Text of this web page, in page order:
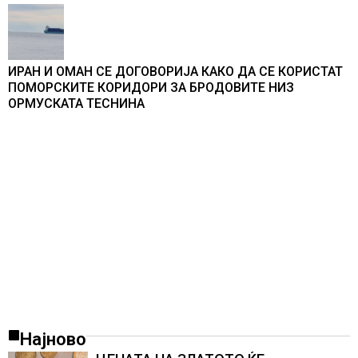
ИРАН И ОМАН СЕ ДОГОВОРИЈА КАКО ДА СЕ КОРИСТАТ
ПОМОРСКИТЕ КОРИДОРИ ЗА БРОДОВИТЕ НИЗ
ОРМУСКАТА ТЕСНИНА
Најново